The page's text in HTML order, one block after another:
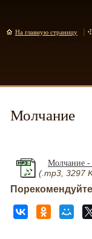
На главную страницу |
Молчание
Молчание -
(.mp3, 3297